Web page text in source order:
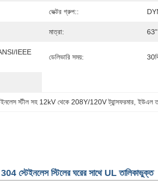
ভেক্টর গ্রুপ::
মাত্রা:
IEEE
ডেলিভারি সময়:
স্টীল সহ 12kV থেকে 208Y/120V ট্রান্সফরমার , ইউএল
স্টেইনলেস স্টিলের ঘরের সাথে UL তালিকাভুক্ত